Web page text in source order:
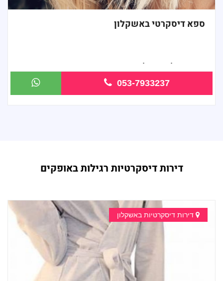
ספא דיסקרטי באשקלון
מעסות אלופות כל סוגי העיסויים
053-7933237
דירות דיסקרטיות רגילות באופקים
דירות דיסקרטיות באשקלון